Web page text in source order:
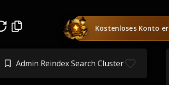
Kostenloses Konto
Admin Reindex Search Cluster